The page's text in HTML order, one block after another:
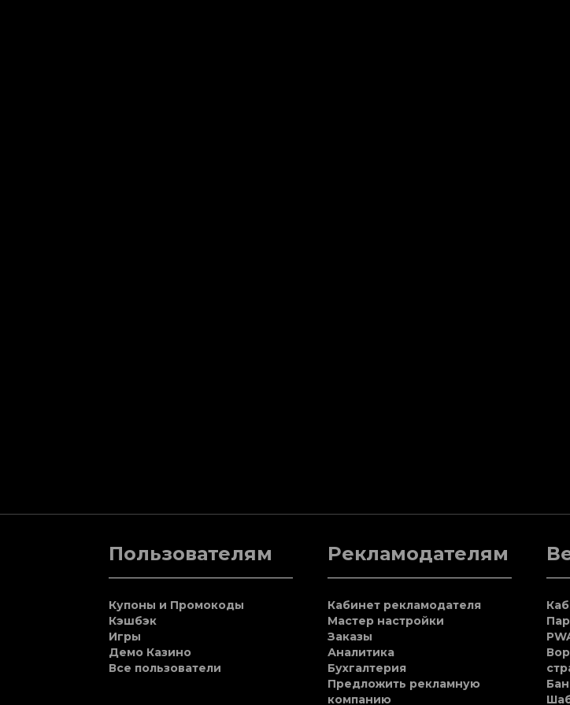
Пользователям
Купоны и Промокоды
Кэшбэк
Игры
Демо Казино
Все пользователи
Рекламодателям
Кабинет рекламодателя
Мастер настройки
Заказы
Аналитика
Бухгалтерия
Предложить рекламную
компанию